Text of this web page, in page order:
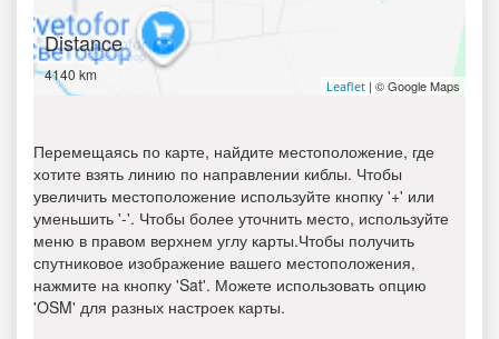
Distance
4140 km
Leaflet | © Google Maps
Перемещаясь по карте, найдите местоположение, где
хотите взять линию по направлении киблы. Чтобы
увеличить местоположение используйте кнопку '+' или
уменьшить '-'. Чтобы более уточнить место, используйте
меню в правом верхнем углу карты.Чтобы получить
спутниковое изображение вашего местоположения,
нажмите на кнопку 'Sat'. Можете использовать опцию
'OSM' для разных настроек карты.